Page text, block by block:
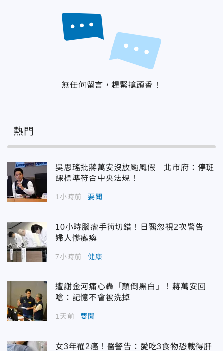
無任何留言，趕緊搶頭香！
熱門
吳思瑤批蔣萬安沒放颱風假 北市府：停班
課標準符合中央法規！
1小時前 要聞
10小時腦瘤手術切錯！日醫忽視2次警告
婦人慘癱瘓
7小時前 健康
遭謝金河痛心轟「顛倒黑白」！蔣萬安回
嗆：記憶不會被洗掉
1天前 要聞
女3年罹2癌！醫警告：愛吃3食物恐載得肝